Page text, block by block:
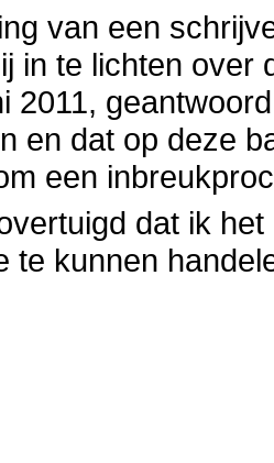
van een
in te lichten over
2011,
en dat op deze
een
dat ik
te kunnen